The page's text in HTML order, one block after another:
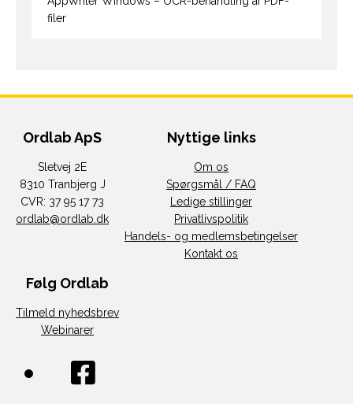
filer
Ordlab ApS
Sletvej 2E
8310 Tranbjerg J
CVR: 37 95 17 73
ordlab@ordlab.dk
Nyttige links
Om os
Spørgsmål / FAQ
Ledige stillinger
Privatlivspolitik
Handels- og medlemsbetingelser
Kontakt os
Følg Ordlab
Tilmeld nyhedsbrev
Webinarer